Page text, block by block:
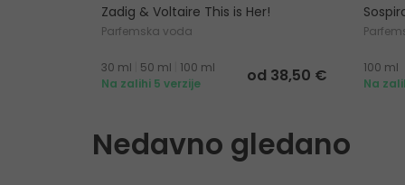
Zadig & Voltaire This is Her!
Parfemska voda
30 ml 50 ml
100 ml
Na zalihi 5 verzije
od 38,50 €
100 ml
Na
Nedavno gledano